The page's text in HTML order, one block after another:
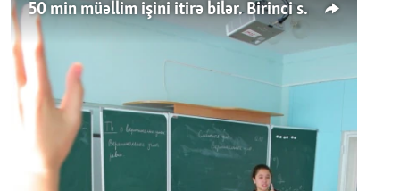
50 min müəllim işini itirə bilər. Birinci sinfə gedənlər azalır